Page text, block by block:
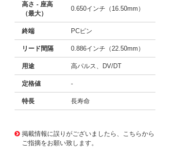
高さ - 座高
（最大）
0.650インチ（16.50mm）
終端 PCピン
リード間隔 0.886インチ（22.50mm）
用途 高パルス、DV/DT
定格値 -
特長 長寿命
掲載情報に誤りがございましたら、こちらから
ご指摘をお願い致します。